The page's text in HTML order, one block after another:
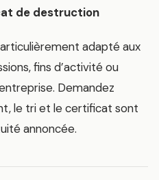
de destruction
adapté aux
fins d’activité ou
Demandez
le tri et le certificat sont
annoncée.